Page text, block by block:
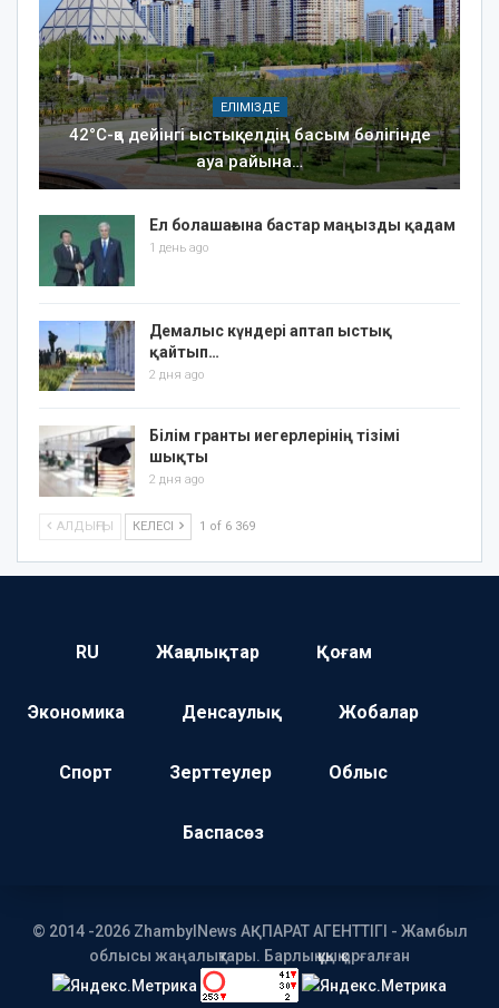
ЕЛІМІЗДЕ
42°C-қа дейінгі ыстық: елдің басым бөлігінде
ауа райына…
Ел болашағына бастар маңызды қадам
1 день ago
Демалыс күндері аптап ыстық
қайтып…
2 дня ago
Білім гранты иегерлерінің тізімі
шықты
2 дня ago
АЛДЫҢҒЫ КЕЛЕСІ 1 of 6 369
RU Жаңалықтар Қоғам
Экономика Денсаулық Жобалар
Спорт Зерттеулер Облыс
Баспасөз
© 2014 -2026 ZhambylNews АҚПАРАТ АГЕНТТІГІ - Жамбыл
облысы жаңалықтары. Барлық құқық қорғалған